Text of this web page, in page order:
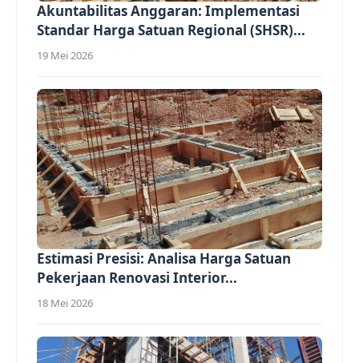
Akuntabilitas Anggaran: Implementasi
Standar Harga Satuan Regional (SHSR)...
19 Mei 2026
Estimasi Presisi: Analisa Harga Satuan
Pekerjaan Renovasi Interior...
18 Mei 2026